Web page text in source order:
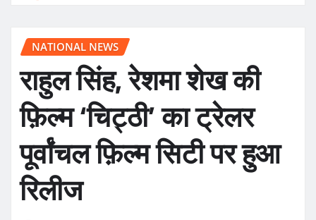
NATIONAL NEWS
राहुल सिंह, रेशमा शेख की
फ़िल्म ‘चिट्ठी’ का ट्रेलर
पूर्वांचल फ़िल्म सिटी पर हुआ
रिलीज